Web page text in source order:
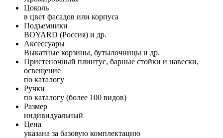
Цоколь
в цвет фасадов или корпуса
Подъемники
BOYARD (Россия) и др.
Аксессуары
Выкатные корзины, бутылочницы и др.
Пристеночный плинтус, барные стойки и навески,
освещение
по каталогу
Ручки
по каталогу (более 100 видов)
Размер
индивидуальный
Цена
указана за базовую комплектацию